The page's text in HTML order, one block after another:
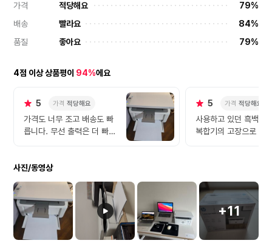
가격 적당해요
79%
배송
빨라요
84%
품질
좋아요 79%
4점 이상 상품평이 94%에요
5 가격 적당해요
가격도 너무 조고 배송도 빠
릅니다. 무선 출력은 더 빠르
5 가격 적당해요
사용하고 있던 흑백레
복합기의 고장으로 급
고 구입한터라 절대적
음으로 구입했는데 진
말 이렇게까지 마음에
던 복합기가 있었나 싶
도로 마음에 듭니다.
작아봐야 얼마나 작겠
사진/동영상
+11